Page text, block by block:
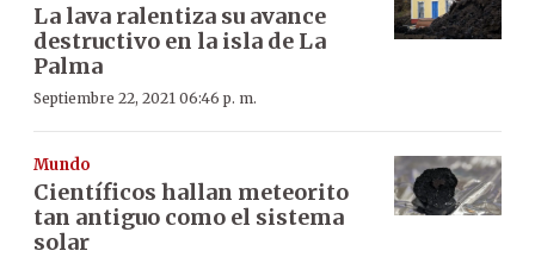
La lava ralentiza su avance
destructivo en la isla de La
Palma
Septiembre 22, 2021 06:46 p. m.
Mundo
Científicos hallan meteorito
tan antiguo como el sistema
solar